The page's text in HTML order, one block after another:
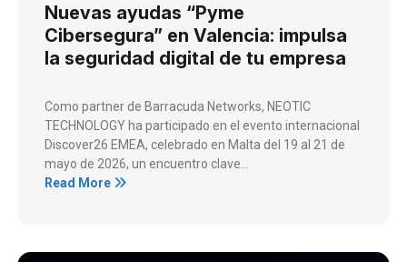
Nuevas ayudas “Pyme
Cibersegura” en Valencia: impulsa
la seguridad digital de tu empresa
Como partner de Barracuda Networks, NEOTIC
TECHNOLOGY ha participado en el evento internacional
Discover26 EMEA, celebrado en Malta del 19 al 21 de
mayo de 2026, un encuentro clave...
Read More